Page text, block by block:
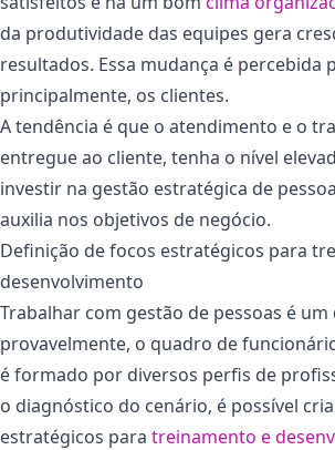
da produtividade das equipes gera
resultados. Essa mudança é percebida
principalmente, os clientes.
A tendência é que o atendimento e o
entregue ao cliente, tenha o nível
investir na gestão estratégica de
auxilia nos objetivos de negócio.
Definição de focos estratégicos para
desenvolvimento
Trabalhar com gestão de pessoas é um
provavelmente, o quadro de
é formado por diversos perfis de
o diagnóstico do cenário, é possível
estratégicos para treinamento e